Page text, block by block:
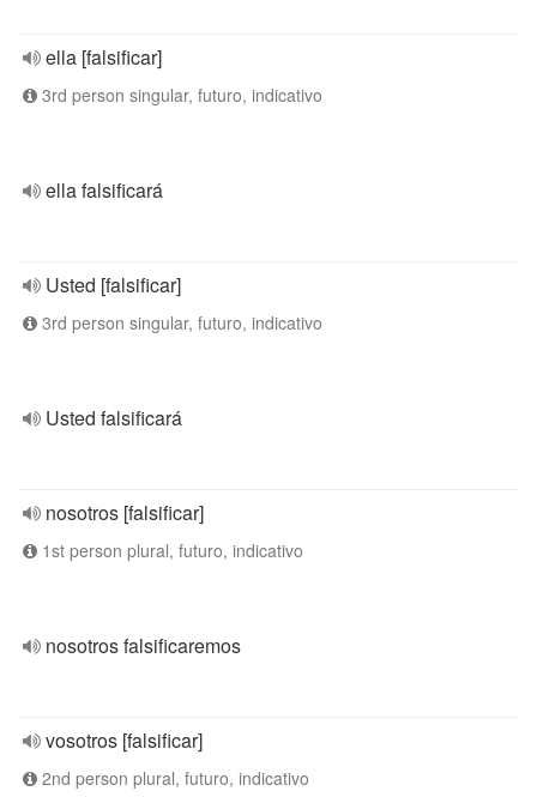
ella [falsificar]
3rd person singular, futuro, indicativo
ella falsificará
Usted [falsificar]
3rd person singular, futuro, indicativo
Usted falsificará
nosotros [falsificar]
1st person plural, futuro, indicativo
nosotros falsificaremos
vosotros [falsificar]
2nd person plural, futuro, indicativo